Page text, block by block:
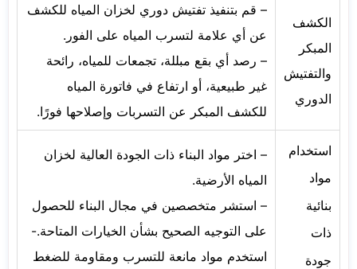
الكشف
المبكر
والتفتيش
الدوري
– قم بتنفيذ تفتيش دوري لخزان المياه للكشف
عن أي علامة لتسرب المياه على الفور.
– رصد أي بقع مبللة، تجمعات للمياه، رائحة
غير طبيعية، أو ارتفاع في فاتورة المياه
للكشف المبكر عن التسربات وإصلاحها فورًا.
استخدام
مواد
بنائية
ذات
جودة
– اختر مواد البناء ذات الجودة العالية لخزان
المياه الأرضية.
– استشر متخصصين في مجال البناء للحصول
على التوجيه الصحيح بشأن الخيارات المتاحة.-
استخدم مواد مانعة للتسرب ومقاومة للضغط